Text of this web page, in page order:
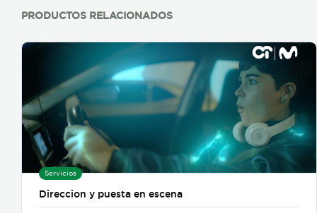
PRODUCTOS RELACIONADOS
Servicios
Direccion y puesta en escena